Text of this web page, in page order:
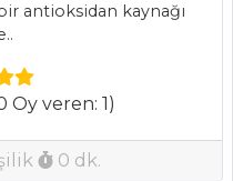
antioksidan kaynağı
Oy veren: 1)
0 dk.